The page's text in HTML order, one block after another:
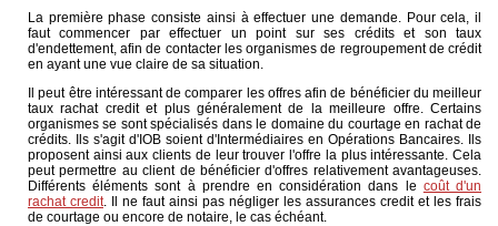
La première phase consiste ainsi à effectuer une demande. Pour cela, il
faut commencer par effectuer un point sur ses crédits et son taux
d'endettement, afin de contacter les organismes de regroupement de crédit
en ayant une vue claire de sa situation.
Il peut être intéressant de comparer les offres afin de bénéficier du meilleur
taux rachat credit et plus généralement de la meilleure offre. Certains
organismes se sont spécialisés dans le domaine du courtage en rachat de
crédits. Ils s'agit d'IOB soient d'Intermédiaires en Opérations Bancaires. Ils
proposent ainsi aux clients de leur trouver l'offre la plus intéressante. Cela
peut permettre au client de bénéficier d'offres relativement avantageuses.
Différents éléments sont à prendre en considération dans le coût d'un
rachat credit. Il ne faut ainsi pas négliger les assurances credit et les frais
de courtage ou encore de notaire, le cas échéant.